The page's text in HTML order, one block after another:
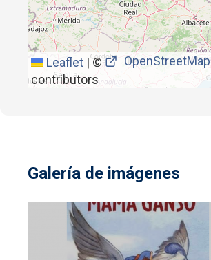
Leaflet |©
OpenStreetMap
contributors
Galería de imágenes